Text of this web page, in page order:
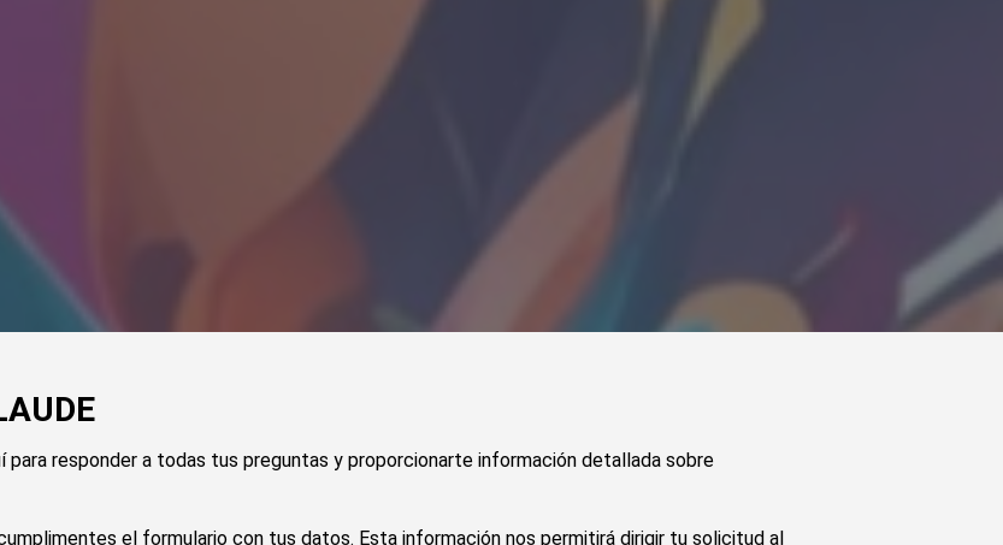
responder a todas tus preguntas y proporcionarte información detallada sobre
el formulario con tus datos. Esta información nos permitirá dirigir tu solicitud al